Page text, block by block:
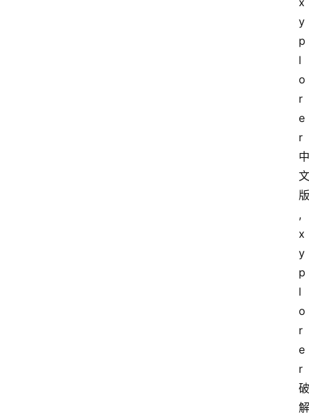
y
p
l
o
r
e
r
中
文
版
,
x
y
p
l
o
r
e
r
破
解